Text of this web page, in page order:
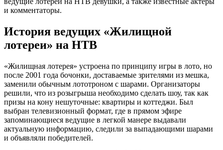
и комментаторы.
История ведущих «Жилищной
лотереи» на НТВ
«Жилищная лотерея» устроена по принципу игры в лото, но
после 2001 года бочонки, доставаемые зрителями из мешка,
заменили обычным лототроном с шарами. Организаторы
решили, что из розыгрыша необходимо сделать шоу, так как
призы на кону нешуточные: квартиры и коттеджи. Был
выбран телевизионный формат, где в прямом эфире
запоминающиеся ведущие в легкой манере выдавали
актуальную информацию, следили за выпадающими шарами
и объявляли победителей.